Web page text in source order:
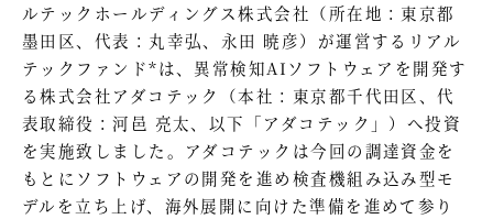
ルテックホールディングス株式会社（所在地：東京都
墨田区、代表：丸幸弘、永田 暁彦）が運営するリアル
テックファンド*は、異常検知AIソフトウェアを開発す
る株式会社アダコテック（本社：東京都千代田区、代
表取締役：河邑 亮太、以下「アダコテック」）へ投資
を実施致しました。アダコテックは今回の調達資金を
もとにソフトウェアの開発を進め検査機組み込み型モ
デルを立ち上げ、海外展開に向けた準備を進めて参り